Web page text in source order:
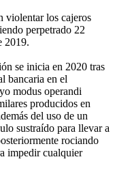
violentar los cajeros
perpetrado 22
2019.
se inicia en 2020 tras
bancaria en el
modus operandi
producidos en
del uso de un
sustraído para llevar a
rociando
impedir cualquier